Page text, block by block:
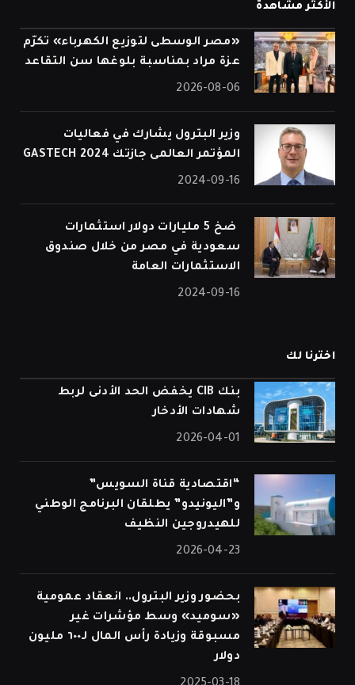
الأكثر مشاهدة
«مصر الوسطى لتوزيع الكهرباء» تكرّم
عزة مراد بمناسبة بلوغها سن التقاعد
2026-08-06
وزير البترول يشارك في فعاليات
المؤتمر العالمى جازتك 2024 GASTECH
2024-09-16
⁠ ضخ 5 مليارات دولار استثمارات
سعودية في مصر من خلال صندوق
الاستثمارات العامة
2024-09-16
اخترنا لك
بنك CIB يخفض الحد الأدنى لربط
شهادات الأدخار
2026-04-01
“اقتصادية قناة السويس”
و”اليونيدو” يطلقان البرنامج الوطني
للهيدروجين النظيف
2026-04-23
بحضور وزير البترول.. انعقاد عمومية
«سوميد» وسط مؤشرات غير
مسبوقة وزيادة رأس المال لـ٦٠٠ مليون
دولار